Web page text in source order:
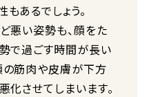
あるでしょう。
悪い姿勢も、顔をた
で過ごす時間が長い
の筋肉や皮膚が下方
化させてしまいます。